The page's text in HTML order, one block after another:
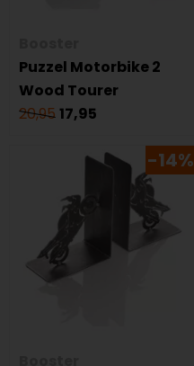
Puzzel Motorbike 2
Wood Tourer
20,9517,95
-14%